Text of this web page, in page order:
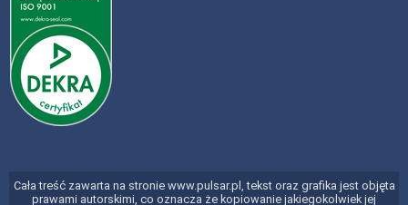
Cała treść zawarta na stronie www.pulsar.pl, tekst oraz grafika jest objęta
prawami autorskimi, co oznacza że kopiowanie jakiegokolwiek jej